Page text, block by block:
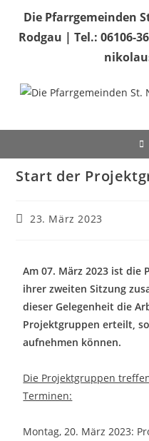
Die Pfarrgemeinden
Rodgau | Tel.: 06106-
Start der
23. März 2023
Am 07. März 2023 ist die
ihrer zweiten Sitzung
dieser Gelegenheit die
Projektgruppen erteilt,
aufnehmen können.
Die Projektgruppen
Terminen:
Montag, 20. März 2023: